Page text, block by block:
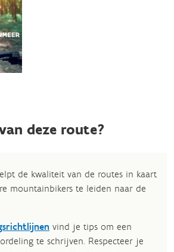
deze route?
de kwaliteit van de routes in kaart
mountainbikers te leiden naar de
vind je tips om een
te schrijven. Respecteer je